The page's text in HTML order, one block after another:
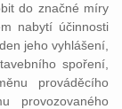
do značné míry
nabytí účinnosti
jeho vyhlášení,
spoření,
prováděcího
provozovaného